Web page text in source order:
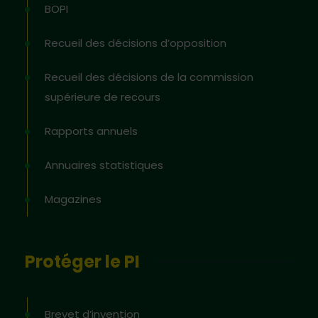
BOPI
Recueil des décisions d’opposition
Recueil des décisions de la commission
supérieure de recours
Rapports annuels
Annuaires statistiques
Magazines
Protéger le PI
Brevet d’invention